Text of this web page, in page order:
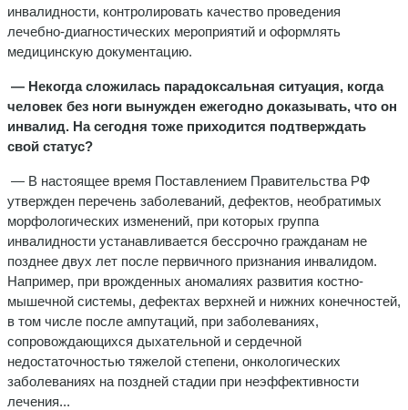
инвалидности, контролировать качество проведения
лечебно-диагностических мероприятий и оформлять
медицинскую документацию.
— Некогда сложилась парадоксальная ситуация, когда
человек без ноги вынужден ежегодно доказывать, что он
инвалид. На сегодня тоже приходится подтверждать
свой статус?
— В настоящее время Поставлением Правительства РФ
утвержден перечень заболеваний, дефектов, необратимых
морфологических изменений, при которых группа
инвалидности устанавливается бессрочно гражданам не
позднее двух лет после первичного признания инвалидом.
Например, при врожденных аномалиях развития костно-
мышечной системы, дефектах верхней и нижних конечностей,
в том числе после ампутаций, при заболеваниях,
сопровождающихся дыхательной и сердечной
недостаточностью тяжелой степени, онкологических
заболеваниях на поздней стадии при неэффективности
лечения...